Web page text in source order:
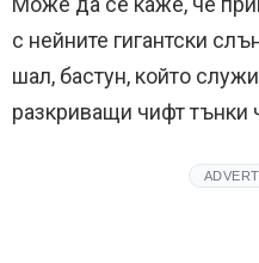
с нейните гигантски
шал, бастун, който
разкриващи чифт тънки